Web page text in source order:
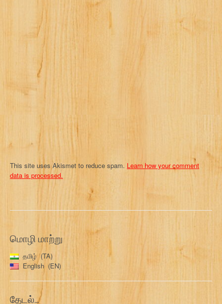
o
n
This site uses Akismet to reduce spam. Learn how your comment
data is processed.
மொழி மாற்று
தமிழ்
TA
English
EN
தேடல்…